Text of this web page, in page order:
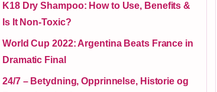
K18 Dry Shampoo: How to Use, Benefits &
Is It Non-Toxic?
World Cup 2022: Argentina Beats France in
Dramatic Final
24/7 – Betydning, Opprinnelse, Historie og